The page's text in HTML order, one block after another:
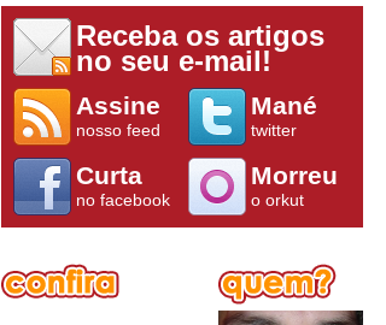
Receba os artigos
no seu e-mail!
Assine
nosso feed
Mané
twitter
Curta
no facebook
Morreu
o orkut